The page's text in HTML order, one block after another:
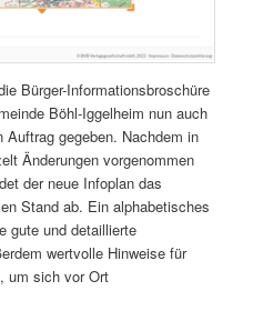
Bürger-Informationsbroschüre
Böhl-Iggelheim nun auch
gegeben. Nachdem in
Änderungen vorgenommen
der neue Infoplan das
Stand ab. Ein alphabetisches
gute und detaillierte
wertvolle Hinweise für
um sich vor Ort